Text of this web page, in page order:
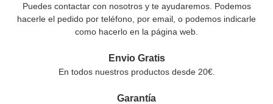
Puedes contactar con nosotros y te ayudaremos. Podemos
hacerle el pedido por teléfono, por email, o podemos indicarle
como hacerlo en la página web.
Envio Gratis
En todos nuestros productos desde 20€.
Garantía